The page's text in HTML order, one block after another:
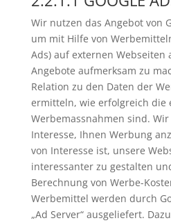
Wir nutzen das Angebot von
um mit Hilfe von
Ads) auf externen
Angebote aufmerksam zu
Relation zu den Daten der
ermitteln, wie erfolgreich die
Werbemassnahmen sind.
Interesse, Ihnen Werbung
von Interesse ist, unsere
interessanter zu gestalten
Berechnung von Werbe-
Werbemittel werden durch
„Ad Server“ ausgeliefert.